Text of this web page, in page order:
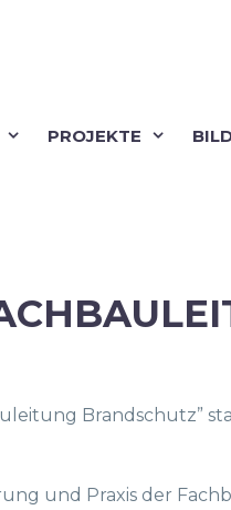
PROJEKTE
Brandschutz”
und Praxis der